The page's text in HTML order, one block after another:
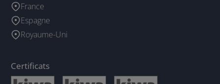
France
Espagne
Royaume-Uni
Certificats